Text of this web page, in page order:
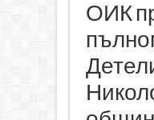
ОИК